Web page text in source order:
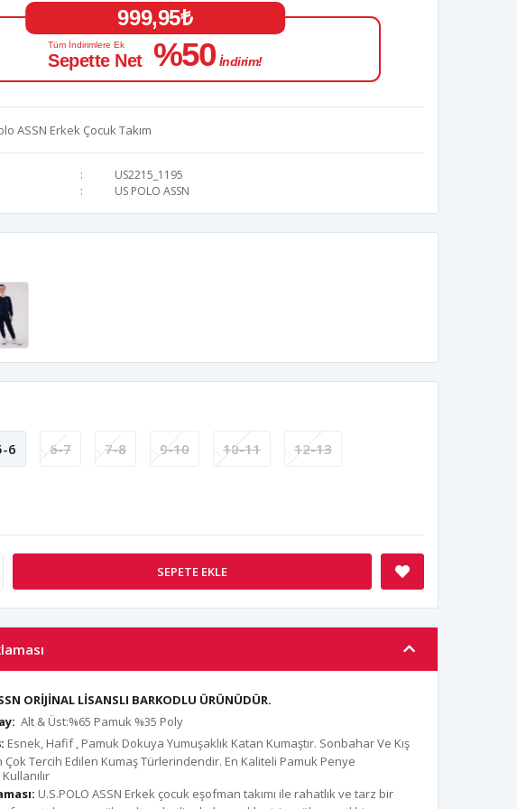
999,95₺
Tüm İndirimlere Ek
Sepette Net %50 İndirim!
ASSN Erkek Çocuk Takım
US2215_1195
US POLO ASSN
6 6-7 7-8 9-10 10-11 12-13
SEPETE EKLE
ORİJİNAL LİSANSLI BARKODLU ÜRÜNÜDÜR.
Alt & Üst:%65 Pamuk %35 Poly
Esnek, Hafif , Pamuk Dokuya Yumuşaklık Katan Kumaştır. Sonbahar Ve Kış
Çok Tercih Edilen Kumaş Türlerindendir. En Kaliteli Pamuk Penye
U.S.POLO ASSN Erkek çocuk eşofman takımı ile rahatlık ve tarz bir